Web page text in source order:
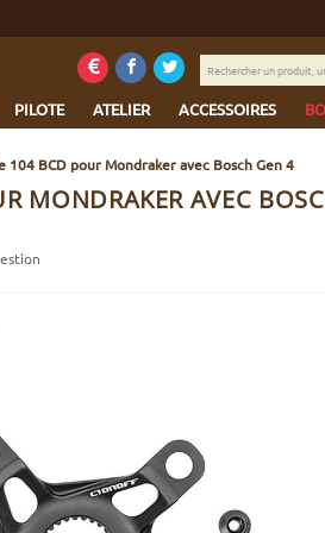
PILOTE ATELIER ACCESSOIRES
Rechercher
un
une
marque...
104 BCD pour Mondraker avec Bosch Gen 4
MONDRAKER AVEC